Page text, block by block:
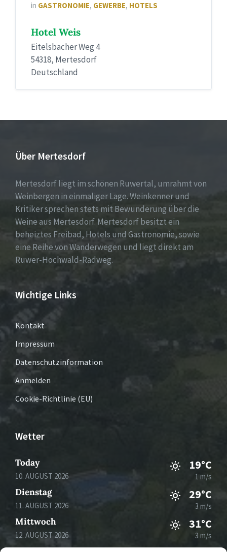
in GASTRONOMIE, GEWERBE, HOTELS
Hotel Weis
Eitelsbacher Weg 4
54318, Mertesdorf
Deutschland
Über Mertesdorf
Mertesdorf liegt im schönen Ruwertal, umrahmt von
Weinbergen in einmaliger Lage. Weinkenner und
Kritiker sprechen stets mit Bewunderung über die
Weine aus Mertesdorf. Mertesdorf besitzt ein
beheiztes Freibad, Hotels und Gastronomie, sowie
eine Reihe von Wanderwegen und liegt direkt am
Ruwer-Hochwald-Radweg.
Wichtige Links
Kontakt
Impressum
Datenschutzinformation
Anmelden
Cookie-Richtlinie (EU)
Wetter
Today
10. AUGUST 2026
19°C
1 m/s
Dienstag
11. AUGUST 2026
29°C
3 m/s
Mittwoch
12. AUGUST 2026
31°C
3 m/s